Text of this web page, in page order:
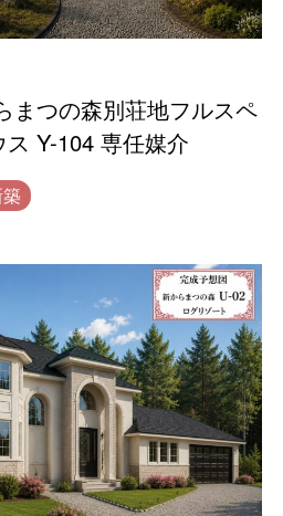
まつの森別荘地フルスペ
Y-104 専任媒介